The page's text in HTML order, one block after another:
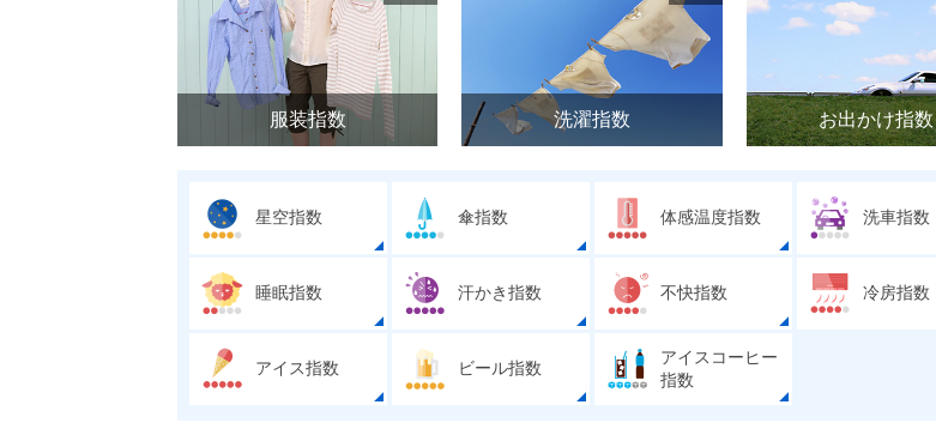
服装指数 洗濯指数 お出かけ指数
星空指数 傘指数 体感温度指数 洗車指数
睡眠指数 汗かき指数 不快指数 冷房指数
アイス指数 ビール指数
アイスコーヒー
指数